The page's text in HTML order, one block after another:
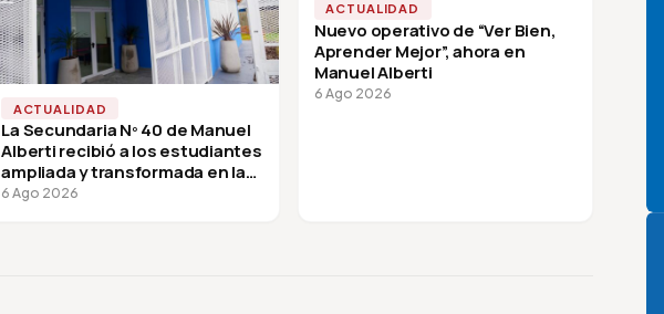
ACTUALIDAD
La Secundaria Nº 40 de Manuel
Alberti recibió a los estudiantes
ampliada y transformada en la
vuelta a clases
6 Ago 2026
ACTUALIDAD
Nuevo operativo de “Ver Bien,
Aprender Mejor”, ahora en
Manuel Alberti
6 Ago 2026